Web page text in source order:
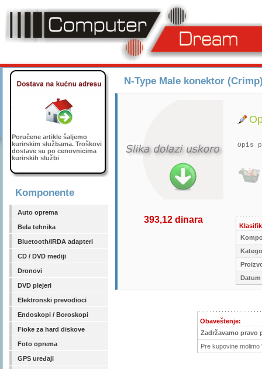
Poručene artikle šaljemo
kurirskim službama. Troškovi
dostave su po cenovnicima
kurirskih službi
Komponente
Auto oprema
Bela tehnika
Bluetooth/IRDA adapteri
CD / DVD mediji
Dronovi
DVD plejeri
Elektronski prevodioci
Endoskopi / Boroskopi
Fioke za hard diskove
Foto oprema
GPS uređaji
N-Type Male konektor
Opis
393,12 dinara
Obaveštenje:
Zadržavamo pravo
Pre kupovine